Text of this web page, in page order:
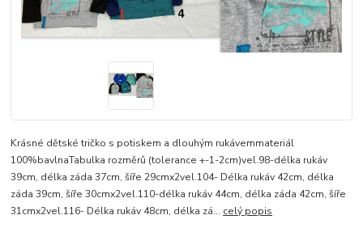
Krásné dětské tričko s potiskem a dlouhým rukávemmateriál
100%bavlnaTabulka rozměrů (tolerance +-1-2cm)vel.98-délka rukáv
39cm, délka záda 37cm, šíře 29cmx2vel.104- Délka rukáv 42cm, délka
záda 39cm, šíře 30cmx2vel.110-délka rukáv 44cm, délka záda 42cm, šíře
31cmx2vel.116- Délka rukáv 48cm, délka zá... celý popis